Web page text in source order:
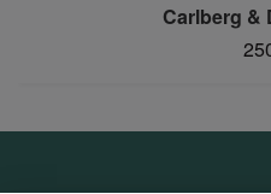
Carlberg &